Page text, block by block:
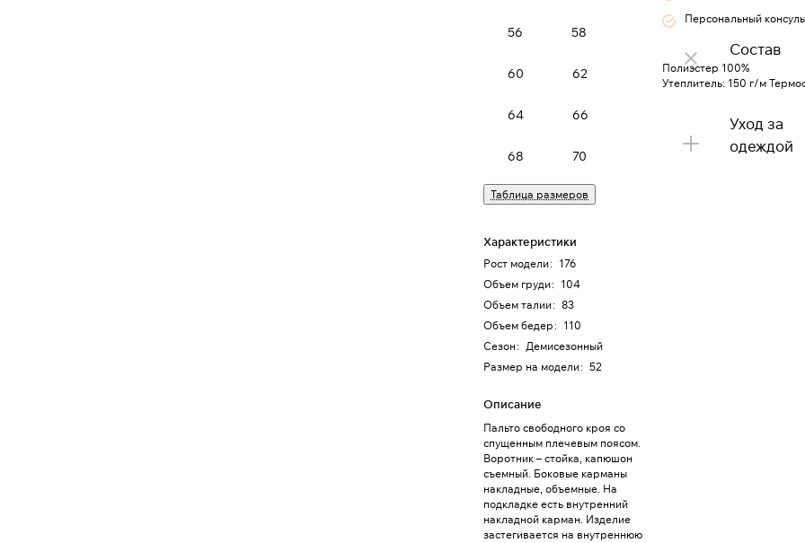
56 58
60 62
64 66
68 70
Таблица размеров
Характеристики
Рост модели: 176
Объем груди: 104
Объем талии: 83
Объем бедер: 110
Сезон: Демисезонный
Размер на модели: 52
Описание
Пальто свободного кроя со
спущенным плечевым поясом.
Воротник – стойка, капюшон
съемный. Боковые карманы
накладные, объемные. На
подкладке есть внутренний
накладной карман. Изделие
застегивается на внутреннюю
Персональный
Состав
Полиэстер 100%
Утеплитель: 150 г/м
Уход за
одеждой